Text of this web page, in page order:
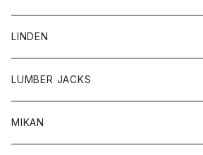
LINDEN
LUMBER JACKS
MIKAN